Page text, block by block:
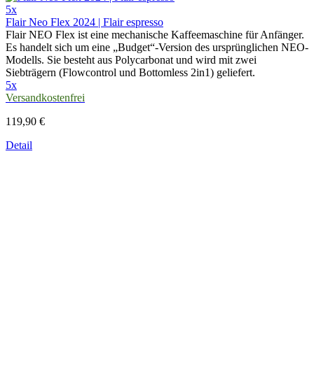
5x
Flair Neo Flex 2024 | Flair espresso
Flair NEO Flex ist eine mechanische Kaffeemaschine für Anfänger.
Es handelt sich um eine „Budget“-Version des ursprünglichen NEO-
Modells. Sie besteht aus Polycarbonat und wird mit zwei
Siebträgern (Flowcontrol und Bottomless 2in1) geliefert.
5x
Versandkostenfrei
119,90 €
Detail